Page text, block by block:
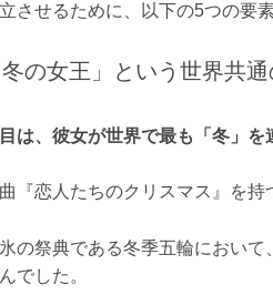
させるために、以下の5つの要
冬の女王」という世界共
は、彼女が世界で最も「冬」を
『恋人たちのクリスマス』を持
の祭典である冬季五輪におい
でした。